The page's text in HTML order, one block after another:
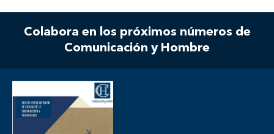
Colabora en los próximos números de
Comunicación y Hombre